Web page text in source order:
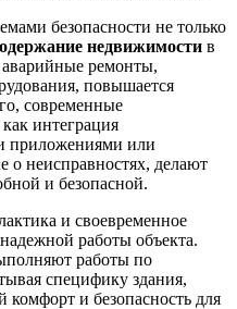
безопасности не только
недвижимости в
ремонты,
повышается
современные
интеграция
приложениями или
о неисправностях, делают
и безопасной.
и своевременное
работы объекта.
работы по
специфику здания,
и безопасность для